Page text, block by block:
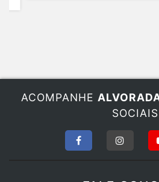
SOCIAIS